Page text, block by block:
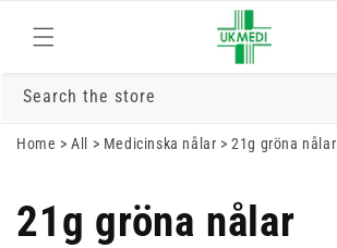
innehåll
Search the store
Home >All > Medicinska nålar >21g gröna nålar
21g gröna nålar